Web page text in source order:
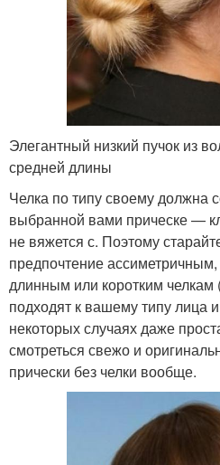
Элегантный низкий пучок из
средней длины
Челка по типу своему должна
выбранной вами прическе —
не вяжется с. Поэтому
предпочтение
длинным или коротким челкам
подходят к вашему типу лица
некоторых случаях даже
смотреться свежо и
прически без челки вообще.